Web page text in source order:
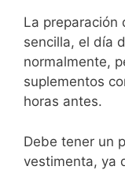
La preparación
sencilla, el día
normalmente,
suplementos
horas antes.
Debe tener un
vestimenta, ya